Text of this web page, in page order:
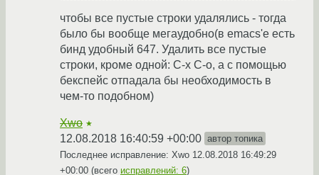
чтобы все пустые строки удалялись - тогда
было бы вообще мегаудобно(в emacs'e есть
бинд удобный 647. Удалить все пустые
строки, кроме одной: C-x C-o, а с помощью
бекспейс отпадала бы необходимость в
чем-то подобном)
Xwo ★
12.08.2018 16:40:59 +00:00 автор топика
Последнее исправление: Xwo 12.08.2018 16:49:29
+00:00 (всего исправлений: 6)